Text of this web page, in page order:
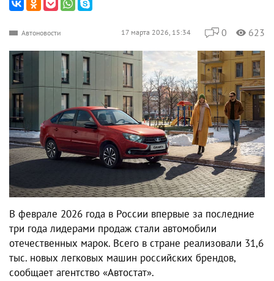
Автоновости 17 марта 2026, 15:34 0 623
В феврале 2026 года в России впервые за последние
три года лидерами продаж стали автомобили
отечественных марок. Всего в стране реализовали 31,6
тыс. новых легковых машин российских брендов,
сообщает агентство «Автостат».